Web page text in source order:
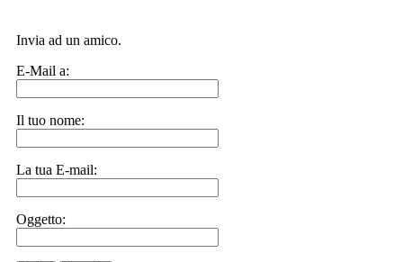
Invia ad un amico.
E-Mail a:
Il tuo nome:
La tua E-mail:
Oggetto: